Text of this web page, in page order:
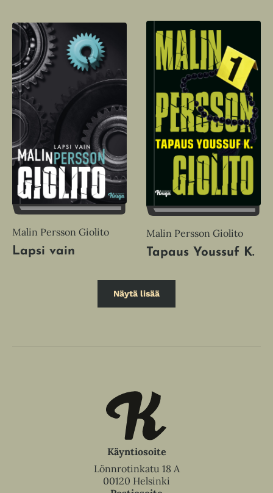
Malin Persson Giolito
Lapsi vain
Malin Persson Giolito
Tapaus Youssuf K.
Näytä lisää
Käyntiosoite
Lönnrotinkatu 18 A
00120 Helsinki